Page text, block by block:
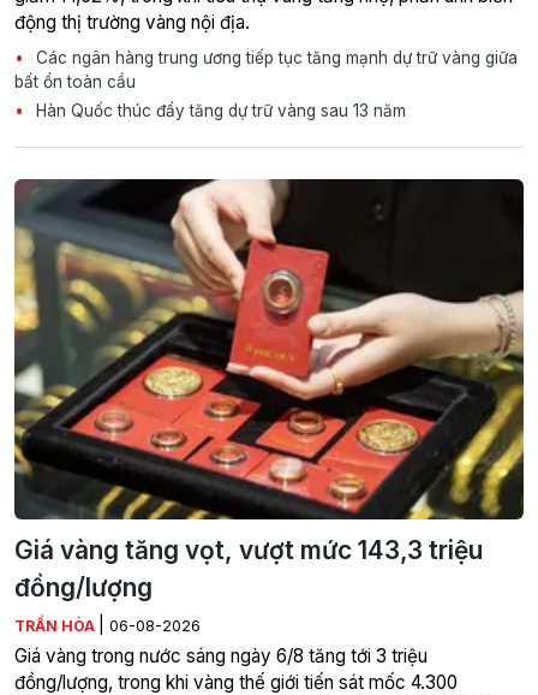
động thị trường vàng nội địa.
Các ngân hàng trung ương tiếp tục tăng mạnh dự trữ vàng giữa
bất ổn toàn cầu
Hàn Quốc thúc đẩy tăng dự trữ vàng sau 13 năm
Giá vàng tăng vọt, vượt mức 143,3 triệu
đồng/lượng
TRẦN HÒA 06-08-2026
Giá vàng trong nước sáng ngày 6/8 tăng tới 3 triệu
đồng/lượng, trong khi vàng thế giới tiến sát mốc 4.300